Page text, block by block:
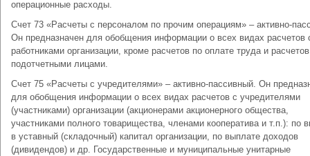
операционные расходы.
Счет 73 «Расчеты с персоналом по прочим операциям» – активно-
Он предназначен для обобщения информации о всех видах расчетов
работниками организации, кроме расчетов по оплате труда и
подотчетными лицами.
Счет 75 «Расчеты с учредителями» – активно-пассивный. Он
для обобщения информации о всех видах расчетов с учредителями
(участниками) организации (акционерами акционерного общества,
участниками полного товарищества, членами кооператива и т.п.): по
в уставный (складочный) капитал организации, по выплате доходов
(дивидендов) и др. Государственные и муниципальные унитарные